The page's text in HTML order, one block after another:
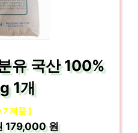
유 국산 100%
1개
제품 ]
179,000 원